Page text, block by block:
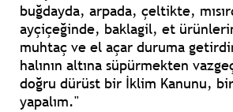
buğdayda, arpada, çeltikte,
ayçiçeğinde, baklagil, et
muhtaç ve el açar duruma
halının altına süpürmekten
doğru dürüst bir İklim Kanunu, bir
yapalım."